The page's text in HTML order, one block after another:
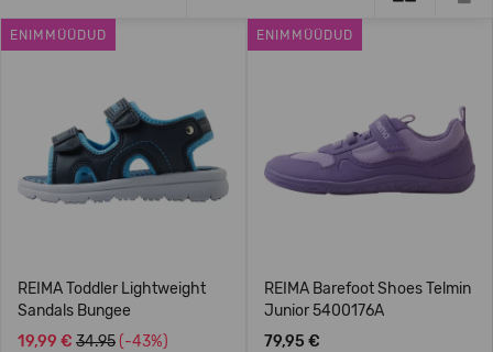
ENIMMÜÜDUD
REIMA Toddler Lightweight
Sandals Bungee
19,99 € 34.95 (-43%)
ENIMMÜÜDUD
REIMA Barefoot Shoes Telmin
Junior 5400176A
79,95 €